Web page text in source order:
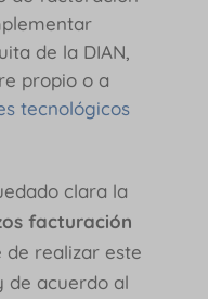
de la DIAN,
propio o a
tecnológicos
clara la
facturación
de realizar este
de acuerdo al